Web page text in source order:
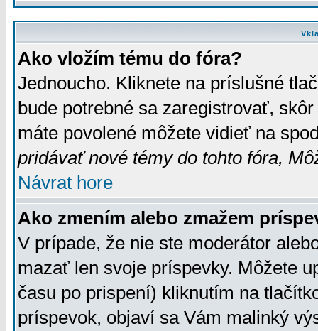
Ako vložím tému do fóra?
Jednoucho. Kliknete na príslušné
bude potrebné sa zaregistrovať,
máte povolené môžete vidieť na
pridávať nové témy do tohto fóra,
Návrat hore
Ako zmením alebo zmažem
V prípade, že nie ste moderátor
mazať len svoje príspevky. Môžete
času po prispení) kliknutím na
príspevok, objaví sa Vám malinký